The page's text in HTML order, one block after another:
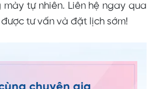
tự nhiên. Liên hệ ngay qua
tư vấn và đặt lịch sớm!